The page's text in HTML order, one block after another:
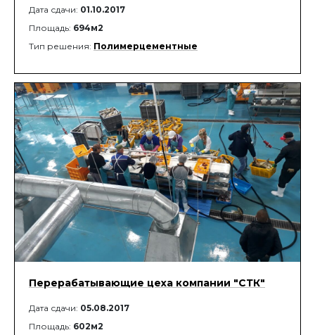
Дата сдачи: 01.10.2017
Площадь: 694м2
Тип решения: Полимерцементные
Перерабатывающие цеха компании "СТК"
Дата сдачи: 05.08.2017
Площадь: 602м2